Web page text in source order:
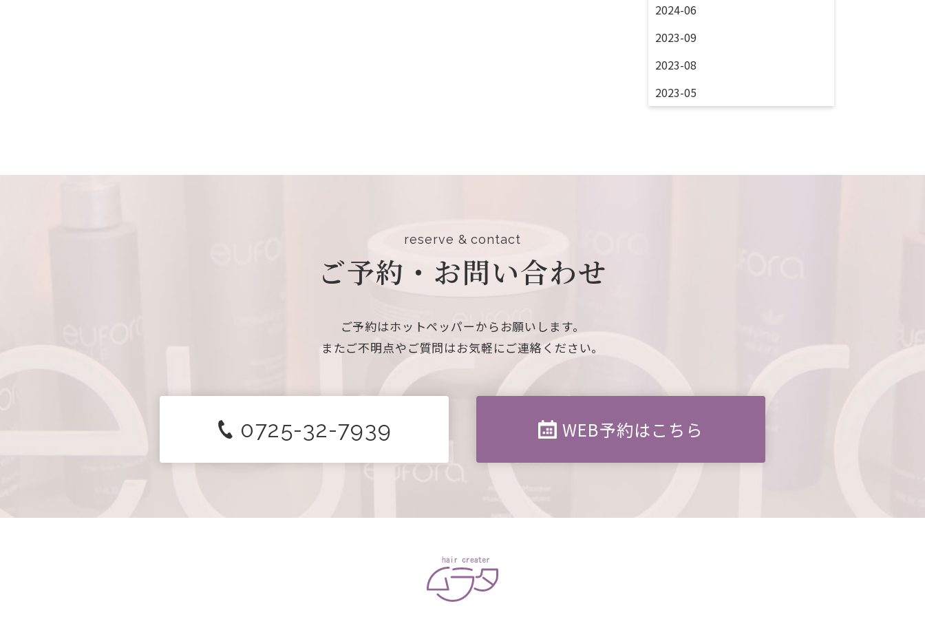
2024-06
2023-09
2023-08
2023-05
reserve & contact
ご予約・お問い合わせ
ご予約はホットペッパーからお願いします。
またご不明点やご質問はお気軽にご連絡ください。
0725-32-7939 WEB予約はこちら